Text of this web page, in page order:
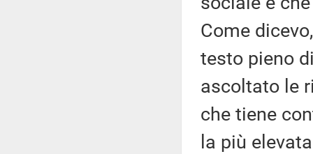
Come
testo pieno
ascoltato le
che tiene
la più